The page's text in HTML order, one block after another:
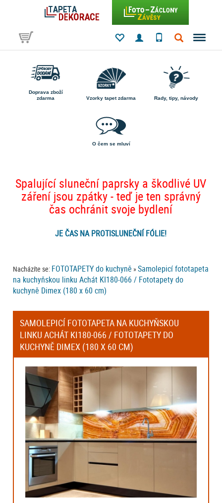
Doprava zboží
zdarma
Vzorky tapet zdarma Rady, tipy, návody
O čem se mluví
Spalující sluneční paprsky a škodlivé UV
záření jsou zpátky - teď je ten správný
čas ochránit svoje bydlení
JE ČAS NA PROTISLUNEČNÍ FÓLIE!
Nacházíte se: FOTOTAPETY do kuchyně »Samolepicí fototapeta
na kuchyňskou linku Achát KI180-066 / Fototapety do
kuchyně Dimex (180 x 60 cm)
SAMOLEPICÍ FOTOTAPETA NA KUCHYŇSKOU
LINKU ACHÁT KI180-066 / FOTOTAPETY DO
KUCHYNĚ DIMEX (180 X 60 CM)